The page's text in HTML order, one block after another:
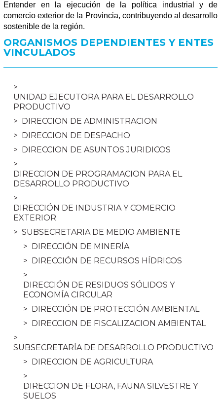
Entender en la ejecución de la política industrial y de
comercio exterior de la Provincia, contribuyendo al desarrollo
sostenible de la región.
ORGANISMOS DEPENDIENTES Y ENTES
VINCULADOS
UNIDAD EJECUTORA PARA EL DESARROLLO
PRODUCTIVO
DIRECCION DE ADMINISTRACION
DIRECCION DE DESPACHO
DIRECCION DE ASUNTOS JURIDICOS
DIRECCION DE PROGRAMACION PARA EL
DESARROLLO PRODUCTIVO
DIRECCIÓN DE INDUSTRIA Y COMERCIO
EXTERIOR
SUBSECRETARIA DE MEDIO AMBIENTE
DIRECCIÓN DE MINERÍA
DIRECCIÓN DE RECURSOS HÍDRICOS
DIRECCIÓN DE RESIDUOS SÓLIDOS Y
ECONOMÍA CIRCULAR
DIRECCIÓN DE PROTECCIÓN AMBIENTAL
DIRECCION DE FISCALIZACION AMBIENTAL
SUBSECRETARÍA DE DESARROLLO PRODUCTIVO
DIRECCION DE AGRICULTURA
DIRECCION DE FLORA, FAUNA SILVESTRE Y
SUELOS